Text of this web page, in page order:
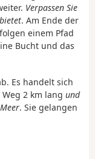
Verpassen Sie
. Am Ende der
einem Pfad
Bucht und das
Es handelt sich
2 km lang und
. Sie gelangen